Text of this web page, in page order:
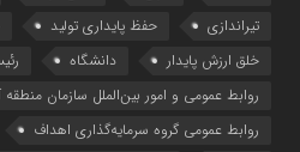
تیراندازی
حفظ پایداری تولید
خلق ارزش پایدار
دانشگاه
روابط عمومی و امور بین‌الملل سازمان منطقه
روابط عمومی گروه سرمایه‌گذاری اهداف